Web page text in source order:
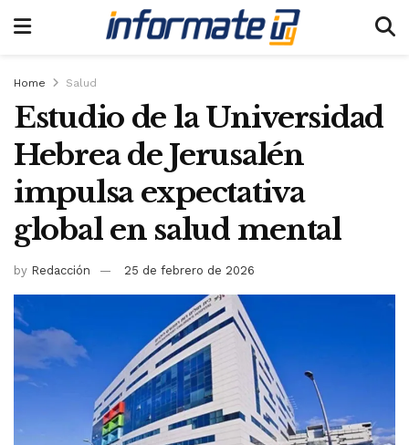
Home Salud
Estudio de la Universidad
Hebrea de Jerusalén
impulsa expectativa
global en salud mental
by Redacción 25 de febrero de 2026